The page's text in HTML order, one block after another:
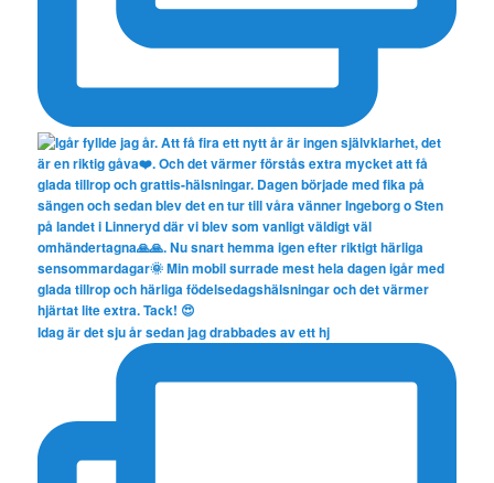
Idag är det sju år sedan jag drabbades av ett hj